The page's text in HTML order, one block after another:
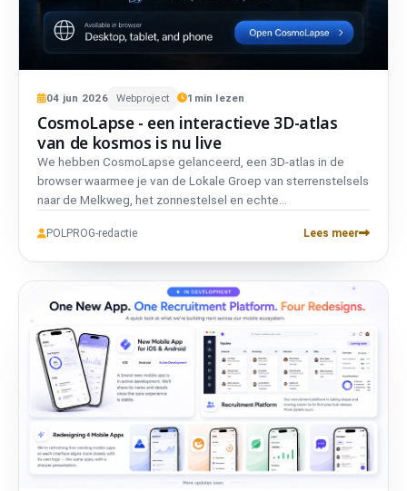
04 jun 2026 Webproject 1 min lezen
CosmoLapse - een interactieve 3D-atlas
van de kosmos is nu live
We hebben CosmoLapse gelanceerd, een 3D-atlas in de
browser waarmee je van de Lokale Groep van sterrenstelsels
naar de Melkweg, het zonnestelsel en echte
tweetalig en privé.
POLPROG-redactie Lees meer